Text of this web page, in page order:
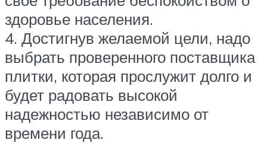
здоровье населения.
4. Достигнув желаемой цели, надо
выбрать проверенного поставщика
плитки, которая прослужит долго и
будет радовать высокой
надежностью независимо от
времени года.